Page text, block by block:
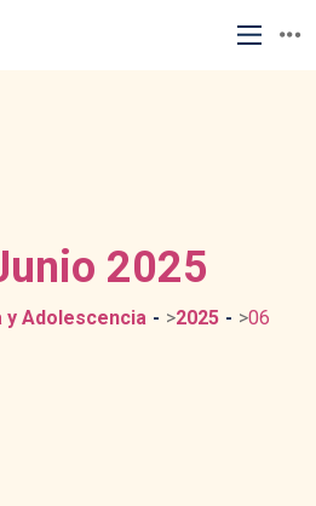
2025
y Adolescencia >2025 >06